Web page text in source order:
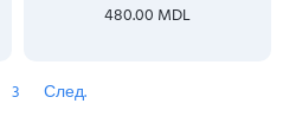
480.00 MDL
3 След.